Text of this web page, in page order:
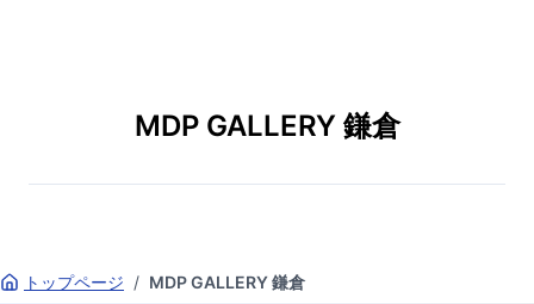
MDP GALLERY 鎌倉
トップページ / MDP GALLERY 鎌倉